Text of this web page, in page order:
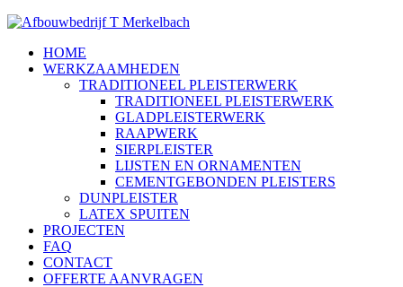
HOME
WERKZAAMHEDEN
TRADITIONEEL PLEISTERWERK
TRADITIONEEL PLEISTERWERK
GLADPLEISTERWERK
RAAPWERK
SIERPLEISTER
LIJSTEN EN ORNAMENTEN
CEMENTGEBONDEN PLEISTERS
DUNPLEISTER
LATEX SPUITEN
PROJECTEN
FAQ
CONTACT
OFFERTE AANVRAGEN